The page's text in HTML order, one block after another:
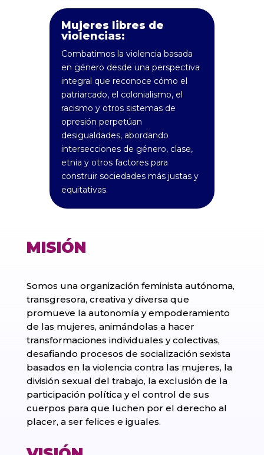
Mujeres libres de
violencias:
Combatimos la violencia basada
en género desde una perspectiva
integral que reconoce cómo el
patriarcado, el colonialismo, el
racismo y otros sistemas de
opresión perpetúan
desigualdades, abordando
intersecciones de género, clase,
etnia y otros factores para
construir sociedades más justas y
equitativas.
MISIÓN
Somos una organización feminista autónoma,
transgresora, creativa y diversa que
promueve la autonomía y empoderamiento
de las mujeres, animándolas a hacer
transformaciones individuales y colectivas,
desafiando procesos de socialización sexista
basados en la violencia contra las mujeres, la
división sexual del trabajo, la exclusión de la
participación política y el control de sus
cuerpos para que luchen por el derecho al
placer, a ser felices e iguales.